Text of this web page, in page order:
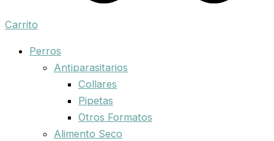
Carrito
Perros
Antiparasitarios
Collares
Pipetas
Otros Formatos
Alimento Seco